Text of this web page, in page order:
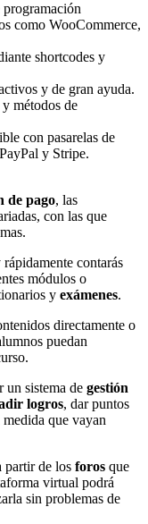
programación
como WooCommerce,
shortcodes y
y de gran ayuda.
métodos de
con pasarelas de
y Stripe.
de pago, las
con las que
contarás
módulos o
y exámenes.
directamente o
puedan
un sistema de gestión
logros, dar puntos
medida que vayan
partir de los foros que
virtual podrá
sin problemas de